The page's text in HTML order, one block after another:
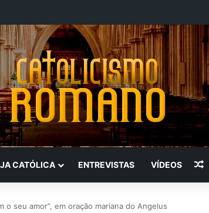
CATÓLICA ENTREVISTAS VÍDEOS
o seu amor”, em oração mariana do Angelus